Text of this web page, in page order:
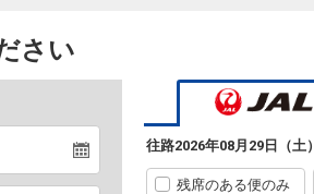
さい
往路2026年08月29日（土）
残席のある便のみ